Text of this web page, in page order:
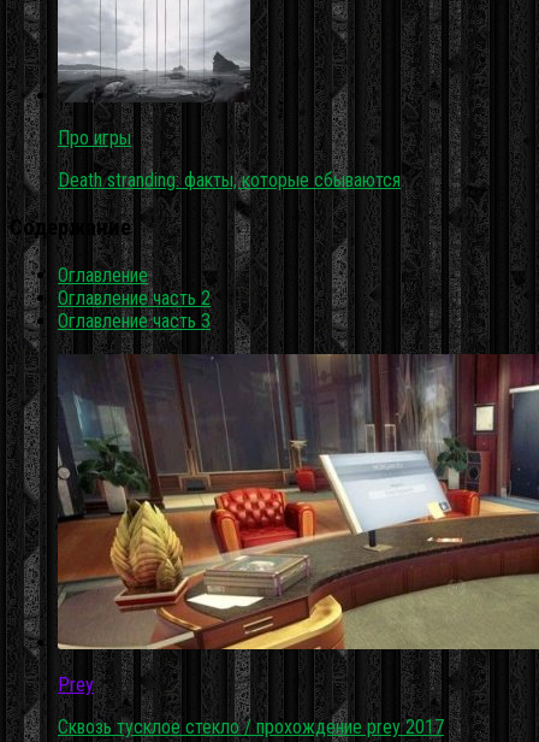
Про игры
Death stranding: факты, которые сбываются
Содержание
Оглавление
Оглавление часть 2
Оглавление часть 3
Prey
Сквозь тусклое стекло / прохождение prey 2017